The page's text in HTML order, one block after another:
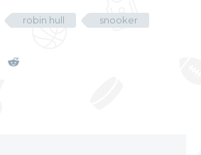
robin hull snooker